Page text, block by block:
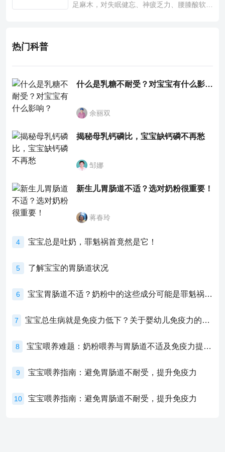
足麻木，对失眠健忘、神疲乏力、腰膝酸软也
热门科普
什么是乳糖不耐受？对宝宝有什么影响？
余丽双
揭秘母乳钙磷比，宝宝缺钙磷不再愁
邹娜
新生儿胃肠道不适？选对奶粉很重要！
蒋春玲
4 宝宝总是吐奶，罪魁祸首竟然是它！
5 了解宝宝的胃肠道状况
6 宝宝胃肠道不适？奶粉中的这些成分可能是罪魁祸首！
7 宝宝总生病就是免疫力低下？关于婴幼儿免疫力的真相，家长必须了解！
8 宝宝喂养难题：奶粉喂养与胃肠道不适及免疫力提升的奥秘
9 宝宝喂养指南：避免胃肠道不耐受，提升免疫力
10 宝宝喂养指南：避免胃肠道不耐受，提升免疫力